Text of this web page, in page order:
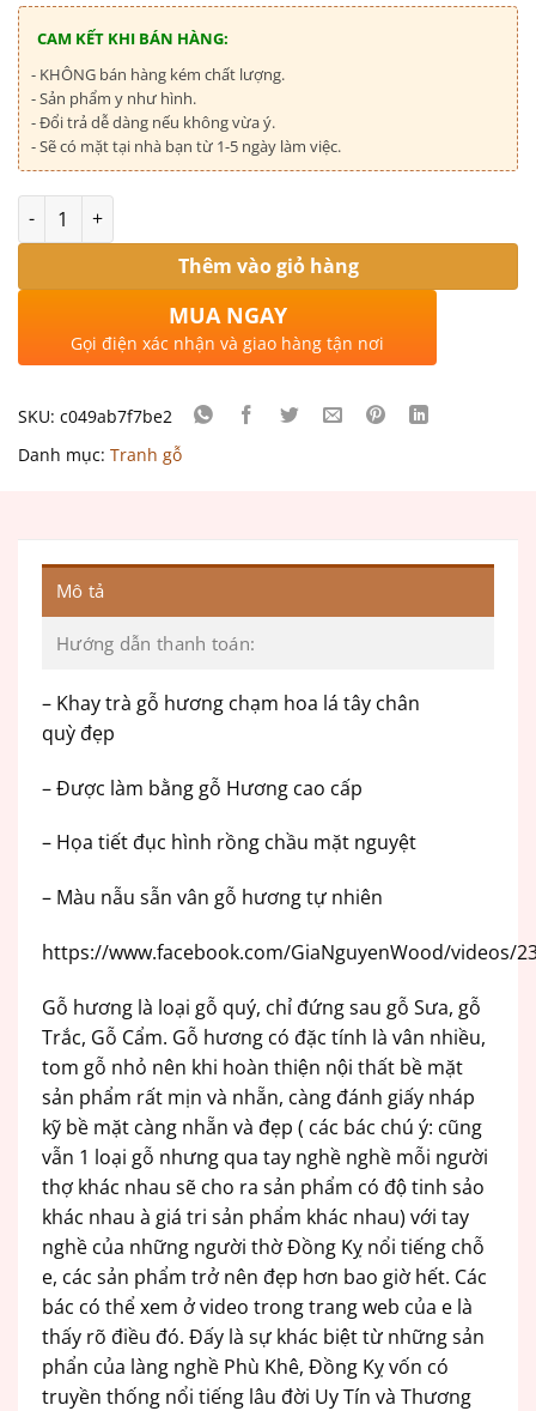
CAM KẾT KHI BÁN HÀNG:
- KHÔNG bán hàng kém chất lượng.
- Sản phẩm y như hình.
- Đổi trả dễ dàng nếu không vừa ý.
- Sẽ có mặt tại nhà bạn từ 1-5 ngày làm việc.
Số lượng
Thêm vào giỏ hàng
MUA NGAY
Gọi điện xác nhận và giao hàng tận nơi
SKU: c049ab7f7be2
Danh mục: Tranh gỗ
Mô tả
Hướng dẫn thanh toán:
– Khay trà gỗ hương chạm hoa lá tây chân
quỳ đẹp
– Được làm bằng gỗ Hương cao cấp
– Họa tiết đục hình rồng chầu mặt nguyệt
– Màu nẫu sẫn vân gỗ hương tự nhiên
https://www.facebook.com/GiaNguyenWood/videos/
Gỗ hương là loại gỗ quý, chỉ đứng sau gỗ Sưa, gỗ
Trắc, Gỗ Cẩm. Gỗ hương có đặc tính là vân nhiều,
tom gỗ nhỏ nên khi hoàn thiện nội thất bề mặt
sản phẩm rất mịn và nhẵn, càng đánh giấy nháp
kỹ bề mặt càng nhẵn và đẹp ( các bác chú ý: cũng
vẫn 1 loại gỗ nhưng qua tay nghề nghề mỗi người
thợ khác nhau sẽ cho ra sản phẩm có độ tinh sảo
khác nhau à giá tri sản phẩm khác nhau) với tay
nghề của những người thờ Đồng Kỵ nổi tiếng chỗ
e, các sản phẩm trở nên đẹp hơn bao giờ hết. Các
bác có thể xem ở video trong trang web của e là
thấy rõ điều đó. Đấy là sự khác biệt từ những sản
phẩn của làng nghề Phù Khê, Đồng Kỵ vốn có
truyền thống nổi tiếng lâu đời Uy Tín và Thương